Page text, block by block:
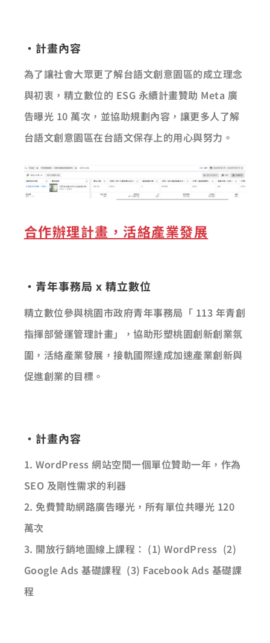
·計畫內容
為了讓社會大眾更了解台語文創意園區的成立理念
與初衷，精立數位的 ESG 永續計畫贊助 Meta 廣
告曝光 10 萬次，並協助規劃內容，讓更多人了解
台語文創意園區在台語文保存上的用心與努力。
合作辦理計畫，活絡產業發展
·青年事務局 x 精立數位
精立數位參與桃園市政府青年事務局「 113 年青創
指揮部營運管理計畫」，協助形塑桃園創新創業氛
圍，活絡產業發展，接軌國際達成加速產業創新與
促進創業的目標。
·計畫內容
1. WordPress 網站空間一個單位贊助一年，作為
SEO 及剛性需求的利器
2. 免費贊助網路廣告曝光，所有單位共曝光 120
萬次
3. 開放行銷地圖線上課程： (1) WordPress (2)
Google Ads 基礎課程 (3) Facebook Ads 基礎課
程